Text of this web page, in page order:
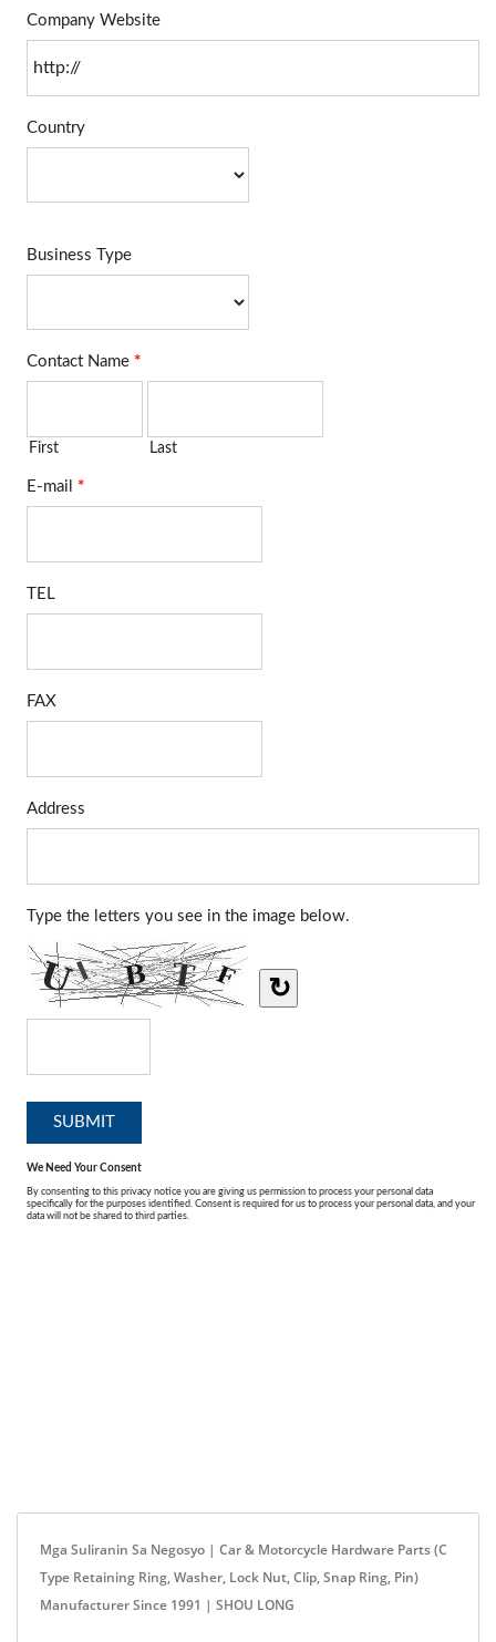
Mga Suliranin Sa Negosyo | Car & Motorcycle Hardware Parts (C
Type Retaining Ring, Washer, Lock Nut, Clip, Snap Ring, Pin)
Manufacturer Since 1991 | SHOU LONG